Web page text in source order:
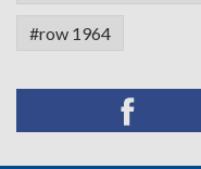
#row 1964